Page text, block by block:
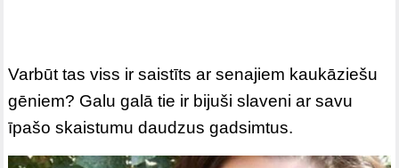
Varbūt tas viss ir saistīts ar senajiem kaukāziešu
gēniem? Galu galā tie ir bijuši slaveni ar savu
īpašo skaistumu daudzus gadsimtus.